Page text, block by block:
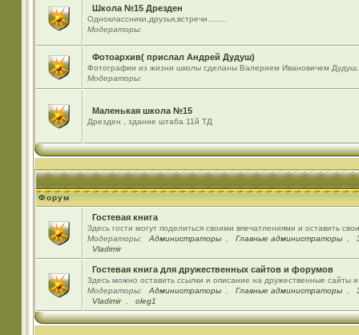
Школа №15 Дрезден
Одноклассники,друзья,встречи........
Модераторы:
Фотоархив( прислал Андрей Дудуш)
Фотографии из жизни школы сделаны Валерием Ивановичем Дудуш.
Модераторы:
Маленькая школа №15
Дрезден , здание штаба 11й ТД
Форум
Гостевая книга
Здесь гости могут поделиться своими впечатлениями и оставить
Модераторы:
Администраторы Главные администраторы
Vladimir
Гостевая книга для дружественных сайтов и форумов
Здесь можно оставить ссылки и описание на дружественные сайты
Модераторы:
Администраторы Главные администраторы
Vladimir
oleg1